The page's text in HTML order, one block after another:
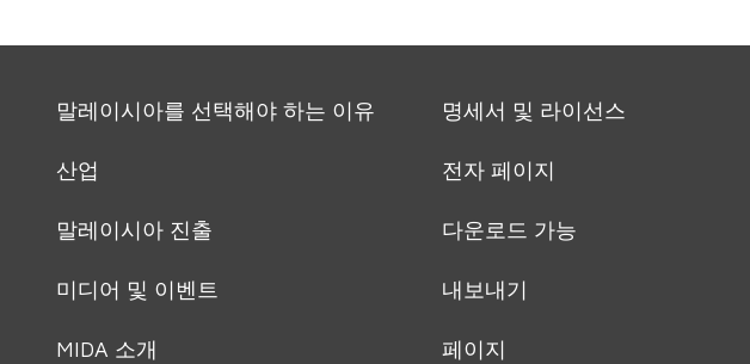
말레이시아를 선택해야 하는 이유
산업
말레이시아 진출
미디어 및 이벤트
MIDA 소개
명세서 및 라이선스
전자 페이지
다운로드 가능
내보내기
페이지